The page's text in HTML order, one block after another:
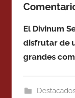
El Divinum
disfrutar de
grandes